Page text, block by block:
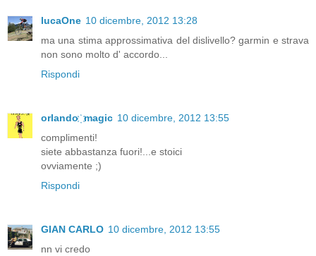
lucaOne 10 dicembre, 2012 13:28
ma una stima approssimativa del dislivello? garmin e strava
non sono molto d' accordo...
Rispondi
orlando ҉ magic 10 dicembre, 2012 13:55
complimenti!
siete abbastanza fuori!...e stoici
ovviamente ;)
Rispondi
GIAN CARLO 10 dicembre, 2012 13:55
nn vi credo